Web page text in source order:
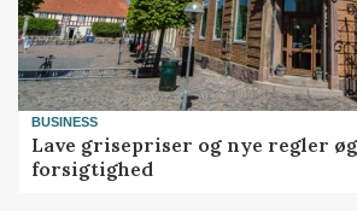
BUSINESS
Lave grisepriser og nye regler
forsigtighed